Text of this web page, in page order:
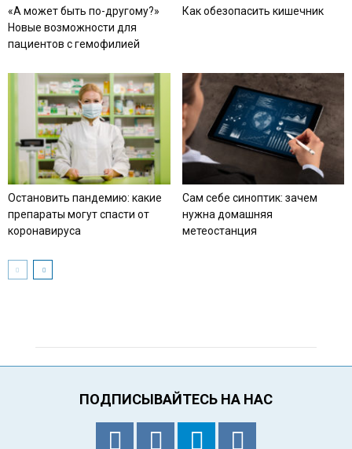
«А может быть по-другому?»
Новые возможности для
пациентов с гемофилией
Как обезопасить кишечник
Остановить пандемию: какие
препараты могут спасти от
коронавируса
Сам себе синоптик: зачем
нужна домашняя
метеостанция
ПОДПИСЫВАЙТЕСЬ НА НАС